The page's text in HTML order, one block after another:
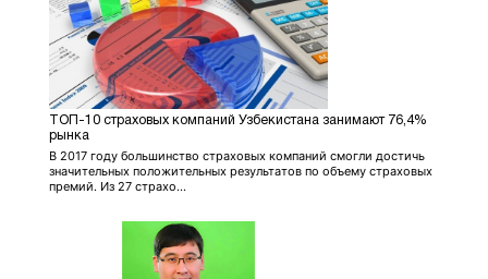
ТОП-10 страховых компаний Узбекистана занимают 76,4%
рынка
В 2017 году большинство страховых компаний смогли достичь
значительных положительных результатов по объему страховых
премий. Из 27 страхо...